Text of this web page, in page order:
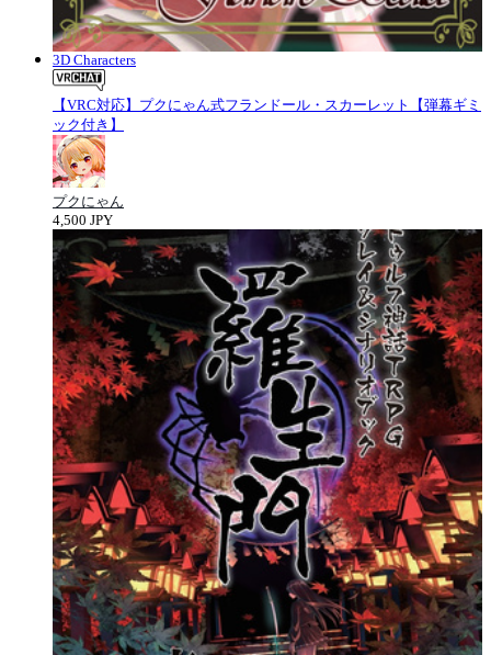
3D Characters
【VRC対応】プクにゃん式フランドール・スカーレット【弾幕ギミ
ック付き】
プクにゃん
4,500 JPY